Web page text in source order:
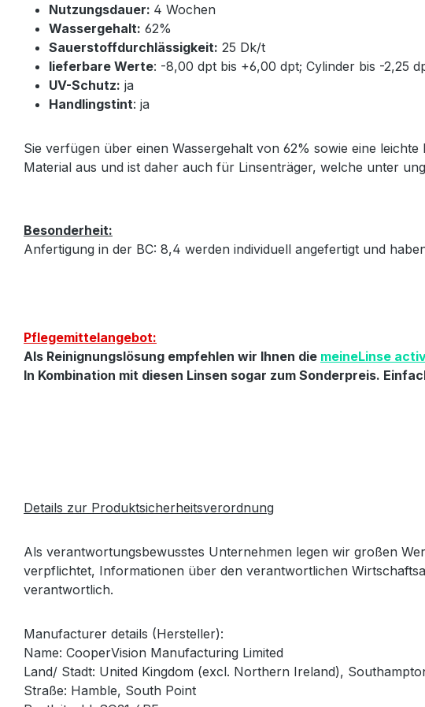
Nutzungsdauer: 4 Wochen
Wassergehalt: 62%
Sauerstoffdurchlässigkeit: 25 Dk/t
lieferbare Werte: -8,00 dpt bis +6,00 dpt; Cylinder bis -2,25
UV-Schutz: ja
Handlingstint: ja
Sie verfügen über einen Wassergehalt von 62% sowie eine
Material aus und ist daher auch für Linsenträger, welche unter
Besonderheit:
Anfertigung in der BC: 8,4 werden individuell angefertigt und
Pflegemittelangebot:
Als Reinignungslösung empfehlen wir Ihnen die meineLinse
In Kombination mit diesen Linsen sogar zum Sonderpreis.
Details zur Produktsicherheitsverordnung
Als verantwortungsbewusstes Unternehmen legen wir großen
verpflichtet, Informationen über den verantwortlichen
verantwortlich.
Manufacturer details (Hersteller):
Name: CooperVision Manufacturing Limited
Land/ Stadt: United Kingdom (excl. Northern Ireland),
Straße: Hamble, South Point